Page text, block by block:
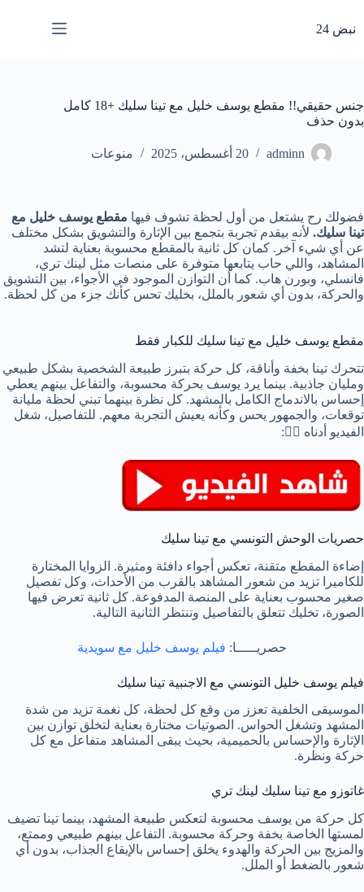
المحتوى
نبض 24
جنس حقيقي!! مقطع يوسف خليل مع تينا سليك +18 كامل
بدون حذف
adminn 20 أغسطس، 2025 منوعات
فضولك رح يشتعل من أول لحظة تشوف فيها مقطع يوسف خليل مع
تينا سليك. لأنه بيقدم تجربة بتجمع بين الإثارة والتشويق بشكل مختلف
عن أي شيء آخر. كمان كل ثانية بالمقطع محسوبة بعناية لتشد
المشاهد، واللي حاب يتابعها متوفرة على منصات مثل لينك تري،
فانسلي، وبورن هاب. كما أن التوازن الموجود في الأجواء، بين التشويق
والحركة، بدون أي شعور بالملل، بخليك تحس كأنك جزء من كل لحظة.
مقطع يوسف خليل مع تينا سليك للكبار فقط
تتحرك تينا بخفة وأناقة، كل حركة بتبرز طبيعة الشخصية بشكل طبيعي
ومليان جاذبية. بينما يرد يوسف بحركة محسوبة، والتفاعل بينهم يعطي
إحساس بالاندماج الكامل بالمشهد. كل نظرة بينهما تبني لحظة مليانة
توقعات، والجمهور يحس وكأنه يعيش التجربة معهم. للتفاصيل، شغل
الفيديو أدناه 👇🏻:
حصريات الوحش التونسي مع تينا سليك
إضاءة المقطع متقنة، تعكس أجواء دافئة ومثيرة. الزوايا المختارة
للكاميرا تزيد من شعور المشاهد بالقرب من الأحداث، وكل تفصيل
صغير محسوب بعناية على المنصة المدفوعة. كل ثانية تعرض فيها
الصورة، تخليك تتعلق بالتفاصيل وتنتظر الثانية التالية.
حصريـــــا: فيلم يوسف خليل مع سويدية
فيلم يوسف خليل التونسي مع الاجنبية تينا سليك
الموسيقى الخلفية تعزز من وقع كل لحظة، كل نغمة تزيد من شدة
المشهد وتشغل الحواس. الصوتيات مختارة بعناية لتخلق توازن بين
الإثارة والإحساس بالحميمية، بحيث يبقى المشاهد متفاعل مع كل
حركة ونظرة.
غاتوزو مع تينا سليك لينك تري
كل حركة من يوسف محسوبة لتعكس طبيعة المشهد، بينما تينا تضيف
لمستها الخاصة بخفة وحركة محسوبة. التفاعل بينهم طبيعي وممتع،
والمزيج بين الحركة والهدوء يخلق إحساس بالإيقاع الجذاب، بدون أي
شعور بالضغط أو الملل.